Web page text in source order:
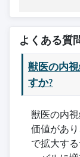
よくある質
獣医の内
すか?
獣医の内
価値があり
で拡大す